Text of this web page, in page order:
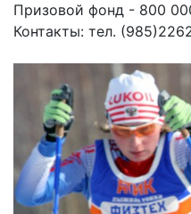
Призовой фонд - 800
Контакты: тел.